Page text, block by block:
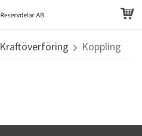
Kraftöverföring Koppling